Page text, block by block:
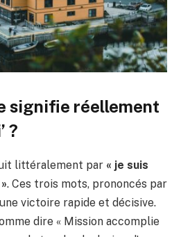
signifie réellement
?
littéralement par « je suis
. Ces trois mots, prononcés par
victoire rapide et décisive.
dire « Mission accomplie